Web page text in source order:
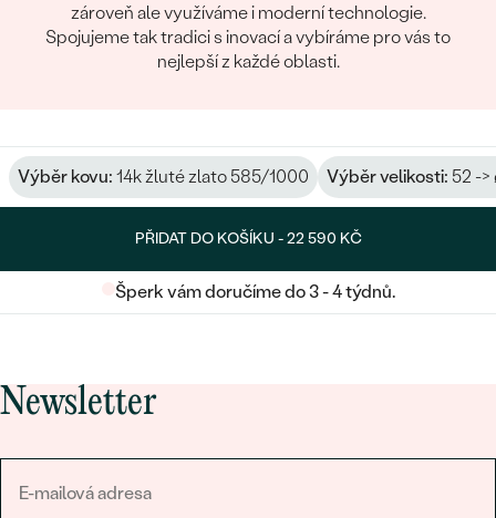
zároveň ale využíváme i moderní technologie.
Spojujeme tak tradici s inovací a vybíráme pro vás to
nejlepší z každé oblasti.
Výběr kovu: 14k žluté zlato 585/1000 Výběr velikosti: 52 ->
PŘIDAT DO KOŠÍKU -22 590 KČ
Šperk vám doručíme do 3 - 4 týdnů.
Newsletter